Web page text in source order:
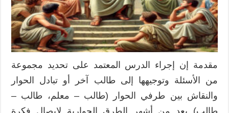
مقدمة إن إجراء الدرس المعتمد على تحديد مجموعة
من الأسئلة وتوجيهها إلى طالب آخر أو تبادل الحوار
والنقاش بين طرفي الحوار (طالب – معلم، طالب –
طالب) يعد من أشهر الطرق الحوارية لإيصال فكرة